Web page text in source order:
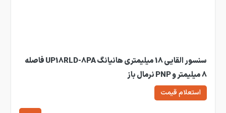
سنسور القایی 18 میلیمتری هانیانگ UP18RLD-8PA فاصله
8 میلیمتر و PNP نرمال باز
استعلام قیمت